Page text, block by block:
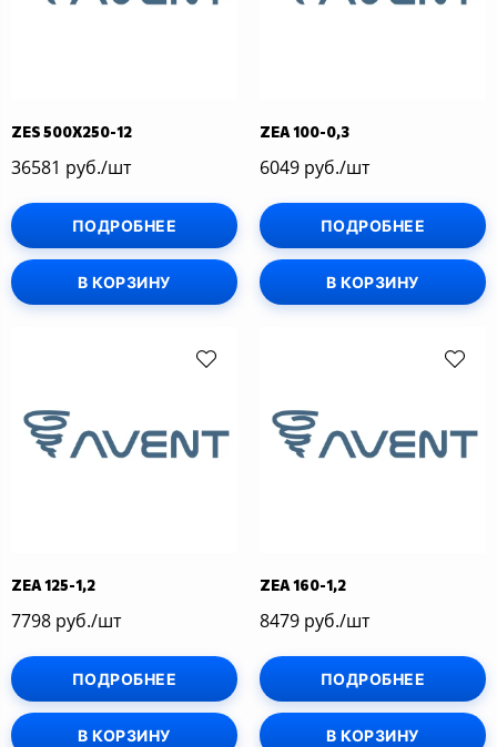
ZES 500Х250-12
36581 руб./шт
ПОДРОБНЕЕ
В КОРЗИНУ
ZEA 100-0,3
6049 руб./шт
ПОДРОБНЕЕ
В КОРЗИНУ
ZEA 125-1,2
7798 руб./шт
ПОДРОБНЕЕ
В КОРЗИНУ
ZEA 160-1,2
8479 руб./шт
ПОДРОБНЕЕ
В КОРЗИНУ